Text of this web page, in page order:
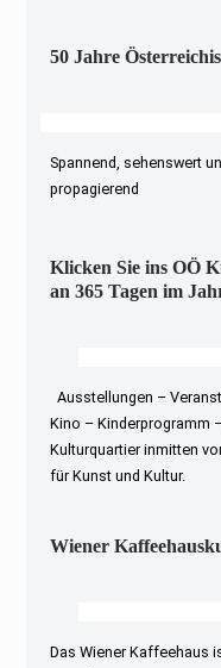
50 Jahre
Spannend, sehenswert
propagierend
Klicken Sie ins OÖ
an 365 Tagen im
Ausstellungen –
Kino – Kinderprogramm
Kulturquartier inmitten
für Kunst und Kultur.
Wiener
Das Wiener Kaffeehaus